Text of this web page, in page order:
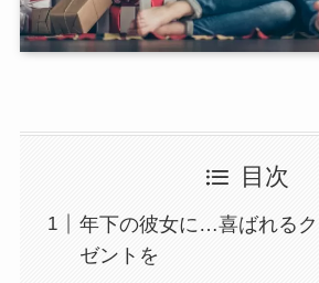
目次
年下の彼女に…喜ばれる
ゼントを